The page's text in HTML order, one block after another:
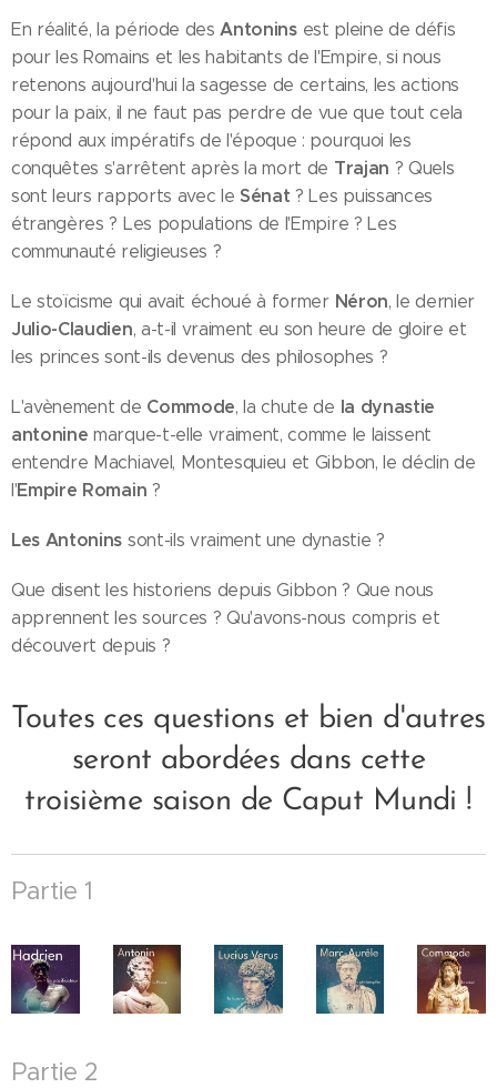
En réalité, la période desAntoninsest pleine de défis
pour les Romains et les habitants de l'Empire, si nous
retenons aujourd'hui la sagesse de certains, les actions
pour la paix, il ne faut pas perdre de vue que tout cela
répond aux impératifs de l'époque : pourquoi les
conquêtes s'arrêtent après la mort de Trajan ? Quels
sont leurs rapports avec le Sénat ? Les puissances
étrangères ? Les populations de l'Empire ? Les
communauté religieuses ?
Le stoïcisme qui avait échoué à former Néron, le dernier
Julio-Claudien, a-t-il vraiment eu son heure de gloire et
les princes sont-ils devenus des philosophes ?
L'avènement de Commode, la chute de la dynastie
antonine marque-t-elle vraiment, comme le laissent
entendre Machiavel, Montesquieu et Gibbon, le déclin de
l'Empire Romain ?
Les Antonins sont-ils vraiment une dynastie ?
Que disent les historiens depuis Gibbon ? Que nous
apprennent les sources ? Qu'avons-nous compris et
découvert depuis ?
Toutes ces questions et bien d'autres
seront abordées dans cette
troisième saison de Caput Mundi !
Partie 1
Partie 2